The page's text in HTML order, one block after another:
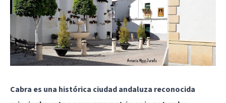
Cabra es una histórica ciudad andaluza reconocida